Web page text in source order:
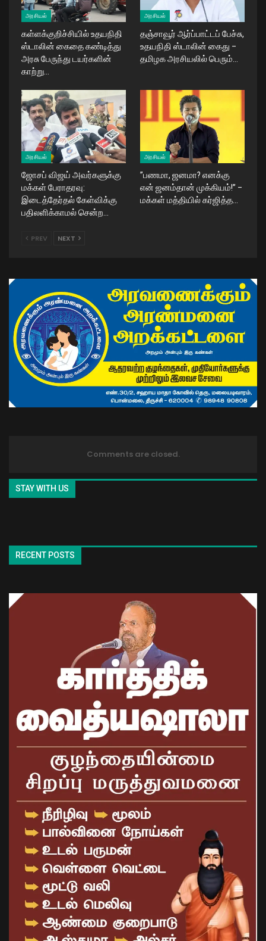
அரசியல்
கள்ளக்குறிச்சியில் உதயநிதி
ஸ்டாலின் கைதை கண்டித்து
அரசு பேருந்து டயர்களின்
காற்று…
அரசியல்
தஞ்சாவூர் ஆர்ப்பாட்டப் பேச்சு,
உதயநிதி ஸ்டாலின் கைது –
தமிழக அரசியலில் பெரும்…
அரசியல்
ஜோசப் விஜய் அவர்களுக்கு
மக்கள் பேராதரவு:
இடைத்தேர்தல் கேள்விக்கு
பதிலளிக்காமல் சென்ற…
அரசியல்
​”பணமா, ஜனமா? எனக்கு
என் ஜனம்தான் முக்கியம்!” –
மக்கள் மத்தியில் கர்ஜித்த…
PREV NEXT
Comments are closed.
STAY WITH US
RECENT POSTS